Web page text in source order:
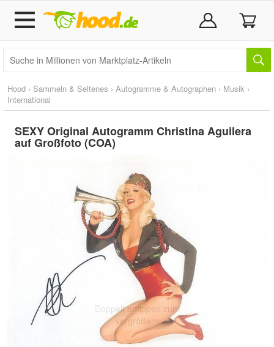
Hood › Sammeln & Seltenes › Autogramme & Autographen › Musik ›
International
SEXY Original Autogramm Christina Aguilera
auf Großfoto (COA)
Doppelt antippen zum
vergrößern